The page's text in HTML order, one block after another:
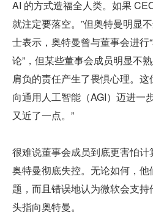
AI 的方式造福全人类。如果
就注定要落空。”但奥特曼明显
士表示，奥特曼曾与董事会进行
论”，但某些董事会成员明显不
肩负的责任产生了畏惧心理。
向通用人工智能（AGI）迈进一
又近了一点。”
很难说董事会成员到底更害怕
奥特曼彻底失控。无论如何，
题，而且错误地认为微软会支持
头指向奥特曼。